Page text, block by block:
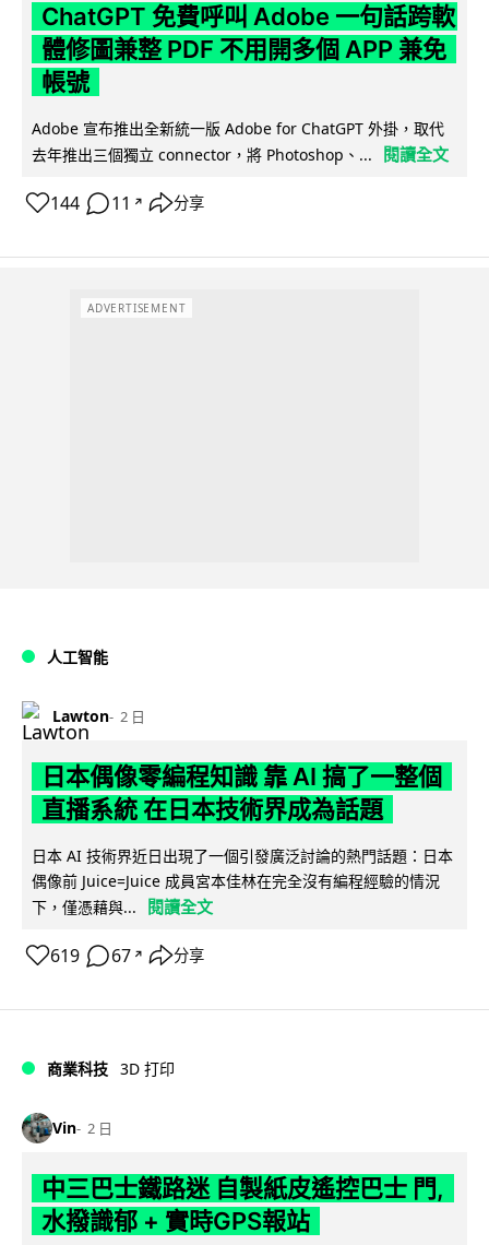
ChatGPT 免費呼叫 Adobe 一句話跨軟
體修圖兼整 PDF 不用開多個 APP 兼免
帳號
Adobe 宣布推出全新統一版 Adobe for ChatGPT 外掛，取代
去年推出三個獨立 connector，將 Photoshop、...
閱讀全文
144 11 ↗ 分享
ADVERTISEMENT
人工智能
Lawton 2 日
日本偶像零編程知識 靠 AI 搞了一整個
直播系統 在日本技術界成為話題
日本 AI 技術界近日出現了一個引發廣泛討論的熱門話題：日本
偶像前 Juice=Juice 成員宮本佳林在完全沒有編程經驗的情況
下，僅憑藉與...
閱讀全文
619 67 ↗ 分享
商業科技 3D 打印
Vin 2 日
中三巴士鐵路迷 自製紙皮遙控巴士 門,
水撥識郁 + 實時GPS報站